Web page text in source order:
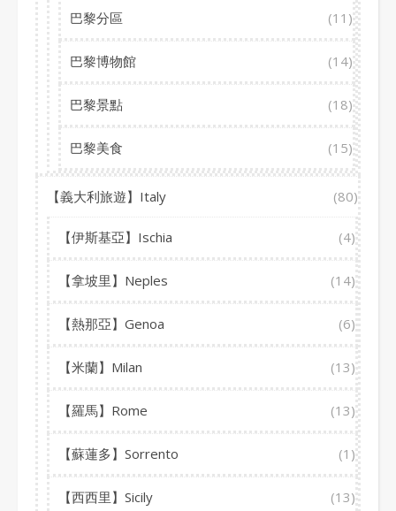
巴黎分區 (11)
巴黎博物館 (14)
巴黎景點 (18)
巴黎美食 (15)
【義大利旅遊】Italy (80)
【伊斯基亞】Ischia (4)
【拿坡里】Neples (14)
【熱那亞】Genoa (6)
【米蘭】Milan (13)
【羅馬】Rome (13)
【蘇蓮多】Sorrento (1)
【西西里】Sicily (13)